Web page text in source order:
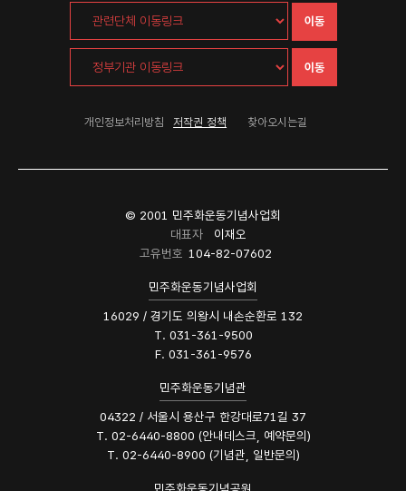
이동
이동
개인정보처리방침 저작권 정책 찾아오시는길
© 2001 민주화운동기념사업회
대표자
이재오
고유번호 104-82-07602
민주화운동기념사업회
16029 / 경기도 의왕시 내손순환로 132
T. 031-361-9500
F. 031-361-9576
민주화운동기념관
04322 / 서울시 용산구 한강대로71길 37
T. 02-6440-8800 (안내데스크, 예약문의)
T. 02-6440-8900 (기념관, 일반문의)